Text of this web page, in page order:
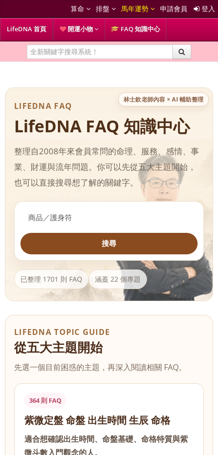
算命 排盤 馬年運勢 申請會員 登入
LifeDNA 首頁 開運小物 FAQ 知識中心
林士欽老師內容 × AI 輔助整理
LIFEDNA FAQ
LifeDNA FAQ 知識中心
整理自2008年來會員常問的命理、服務、感情、事
業、財運與流年問題。你可以先從五大主題開始，
也可以直接搜尋想了解的關鍵字。
搜尋
已整理 1701 則 FAQ 涵蓋 22 個專題
LIFEDNA TOPIC GUIDE
從五大主題開始
先選一個目前困惑的主題，再深入閱讀相關 FAQ。
364 則 FAQ
紫微定盤 命盤 出生時間 生辰 命格
適合想確認出生時間、命盤基礎、命格特質與紫
微斗數入門觀念的人。